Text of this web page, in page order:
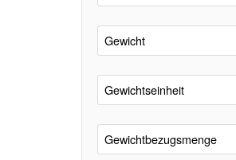
Gewicht
Gewichtseinheit
Gewichtbezugsmenge